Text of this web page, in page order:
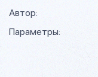
Автор:
Параметры: